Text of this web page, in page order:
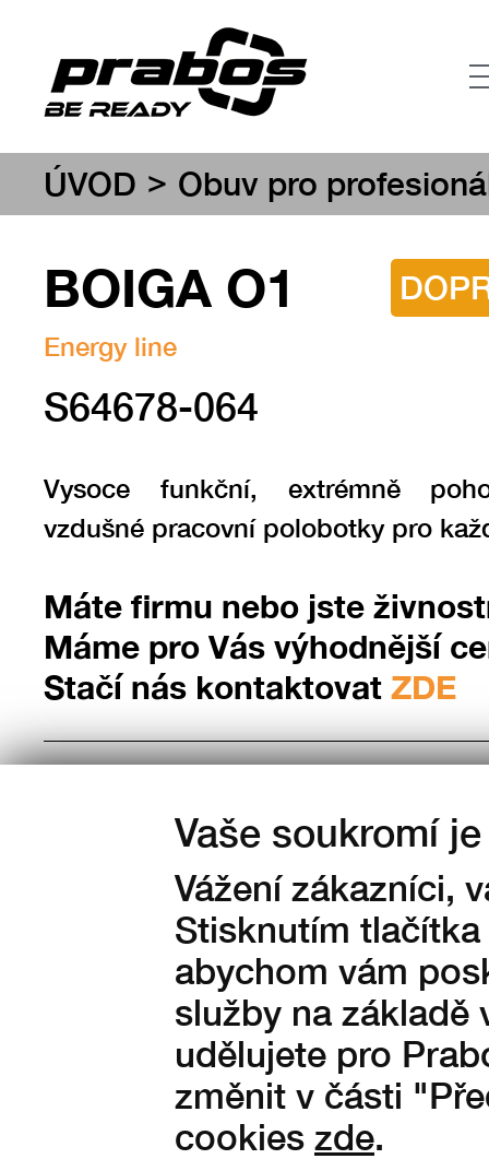
Vaše soukromí
Vážení zákazníci,
Stisknutím
abychom vám
služby na základě
udělujete pro
změnit v části
cookies zde.
ÚVOD > Obuv pro
BOIGA O1
Energy line
S64678-064
Vysoce funkční, extrémně
vzdušné pracovní polobotky pro
Máte firmu nebo jste
Máme pro Vás výhodnější
Stačí nás kontaktovat ZDE